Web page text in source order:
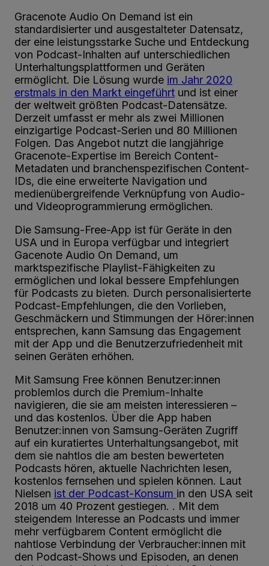
Gracenote Audio On Demand ist ein
standardisierter und ausgestalteter Datensatz,
der eine leistungsstarke Suche und Entdeckung
von Podcast-Inhalten auf unterschiedlichen
Unterhaltungsplattformen und Geräten
ermöglicht. Die Lösung wurde im Jahr 2020
erstmals in den Markt eingeführt und ist einer
der weltweit größten Podcast-Datensätze.
Derzeit umfasst er mehr als zwei Millionen
einzigartige Podcast-Serien und 80 Millionen
Folgen. Das Angebot nutzt die langjährige
Gracenote-Expertise im Bereich Content-
Metadaten und branchenspezifischen Content-
IDs, die eine erweiterte Navigation und
medienübergreifende Verknüpfung von Audio-
und Videoprogrammierung ermöglichen.
Die Samsung-Free-App ist für Geräte in den
USA und in Europa verfügbar und integriert
Gacenote Audio On Demand, um
marktspezifische Playlist-Fähigkeiten zu
ermöglichen und lokal bessere Empfehlungen
für Podcasts zu bieten. Durch personalisierterte
Podcast-Empfehlungen, die den Vorlieben,
Geschmäckern und Stimmungen der Hörer:innen
entsprechen, kann Samsung das Engagement
mit der App und die Benutzerzufriedenheit mit
seinen Geräten erhöhen.
Mit Samsung Free können Benutzer:innen
problemlos durch die Premium-Inhalte
navigieren, die sie am meisten interessieren –
und das kostenlos. Über die App haben
Benutzer:innen von Samsung-Geräten Zugriff
auf ein kuratiertes Unterhaltungsangebot, mit
dem sie nahtlos die am besten bewerteten
Podcasts hören, aktuelle Nachrichten lesen,
kostenlos fernsehen und spielen können. Laut
Nielsen ist der Podcast-Konsum in den USA seit
2018 um 40 Prozent gestiegen. . Mit dem
steigendem Interesse an Podcasts und immer
mehr verfügbarem Content ermöglicht die
nahtlose Verbindung der Verbraucher:innen mit
den Podcast-Shows und Episoden, an denen